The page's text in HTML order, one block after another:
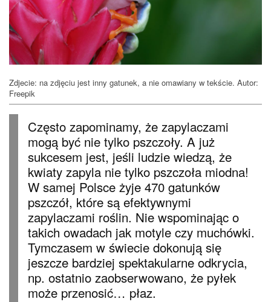
Zdjecie: na zdjęciu jest inny gatunek, a nie omawiany w tekście. Autor:
Freepik
Często zapominamy, że zapylaczami
mogą być nie tylko pszczoły. A już
sukcesem jest, jeśli ludzie wiedzą, że
kwiaty zapyla nie tylko pszczoła miodna!
W samej Polsce żyje 470 gatunków
pszczół, które są efektywnymi
zapylaczami roślin. Nie wspominając o
takich owadach jak motyle czy muchówki.
Tymczasem w świecie dokonują się
jeszcze bardziej spektakularne odkrycia,
np. ostatnio zaobserwowano, że pyłek
może przenosić… płaz.